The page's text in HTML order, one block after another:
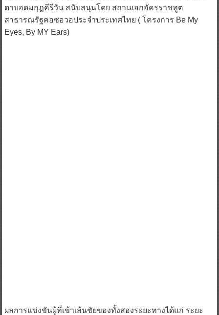
ตาบอดมกุฎคีรีวัน สนับสนุนโดย สถานเอกอัครราชทูต
สาธารณรัฐคอซอวอประจำประเทศไทย ( โครงการ Be My
Eyes, By MY Ears)
ผลการแข่งขันผู้ที่เข้าเส้นชัยของทั้งสองระยะทางได้แก่ ระยะ